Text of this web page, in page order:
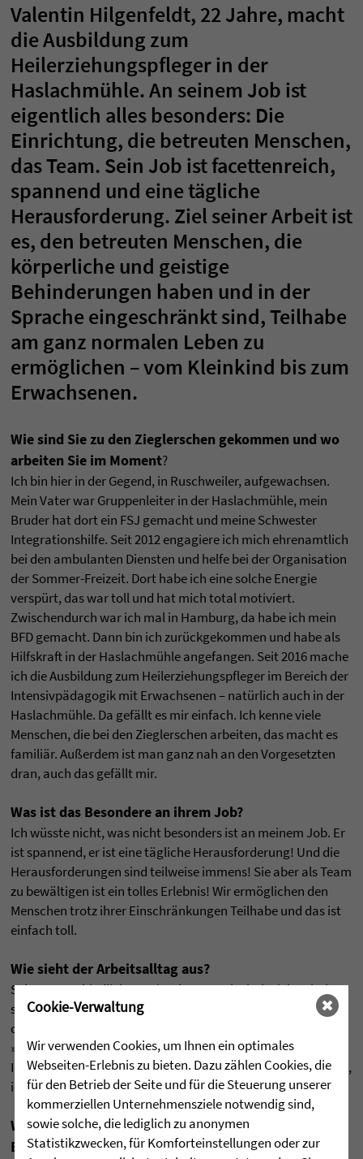
Valentin Hilgenfeldt, 22 Jahre, macht
die Ausbildung zum
Heilerziehungspfleger in der
Haslachmühle. An seinem Job ist
eigentlich alles besonders: Die
Einrichtung, die betreuten Menschen,
das Team. Sein Job ist facettenreich,
spannend und eine tägliche
Herausforderung. Ziel seiner Arbeit ist
es, den betreuten Menschen, die
körperliche und geistige
Behinderungen haben und in der
Sprache eingeschränkt sind, Teilhabe
am ganz normalen Leben zu
ermöglichen – vom Kleinkind bis zum
Erwachsenen.
Wie sind Sie zu den Zieglerschen gekommen und wo
arbeiten Sie im Moment?
Ich bin hier in der Gegend, in Ruschweiler, aufgewachsen.
Mein Vater war Gruppenleiter in der Haslachmühle, mein
Bruder hat dort ein FSJ gemacht und meine Schwester
Integrationshilfe. Seit 2012 engagiere ich mich ehrenamtlich
bei den ambulanten Diensten und helfe bei der Organisation
der Sommer-Freizeit. Dort habe ich eine solche Energie
verspürt, das war toll und hat mich total motiviert.
Zwischendurch war ich mal in Hamburg, da habe ich mein
BFD gemacht. Dann bin ich zurückgekommen und habe als
Hilfskraft in der Haslachmühle angefangen. Seit 2016 mache
ich die Ausbildung zum Heilerziehungspfleger im Bereich der
Intensivpädagogik mit Erwachsenen – natürlich auch in der
Haslachmühle. Da gefällt es mir einfach. Ich kenne viele
Menschen, die bei den Zieglerschen arbeiten, das macht es
familiär. Außerdem ist man ganz nah an den Vorgesetzten
dran, auch das gefällt mir.
Was ist das Besondere an ihrem Job?
Ich wüsste nicht, was nicht besonders ist an meinem Job. Er
ist spannend, er ist eine tägliche Herausforderung! Und die
Herausforderungen sind teilweise immens! Sie aber als Team
zu bewältigen ist ein tolles Erlebnis! Wir ermöglichen den
Menschen trotz ihrer Einschränkungen Teilhabe und das ist
einfach toll.
Wie sieht der Arbeitsalltag aus?
Sehr unterschiedlich! Zweimal pro Woche habe ich Schule,
sonst ist der Arbeitsalltag ziemlich vollgestopft. Der Ablauf
des Tages richtet sich auch danach, wie die Klienten
»gelaunt« sind.
Ich bin auch außerhalb meines regulären Dienstes engagiert,
ich bin in der JAV, dem Dialograum etc.
Was macht für Sie das Besondere an einem sozialen
Beruf aus?
Cookie-Verwaltung
Wir verwenden Cookies, um Ihnen ein optimales
Webseiten-Erlebnis zu bieten. Dazu zählen Cookies, die
für den Betrieb der Seite und für die Steuerung unserer
kommerziellen Unternehmensziele notwendig sind,
sowie solche, die lediglich zu anonymen
Statistikzwecken, für Komforteinstellungen oder zur